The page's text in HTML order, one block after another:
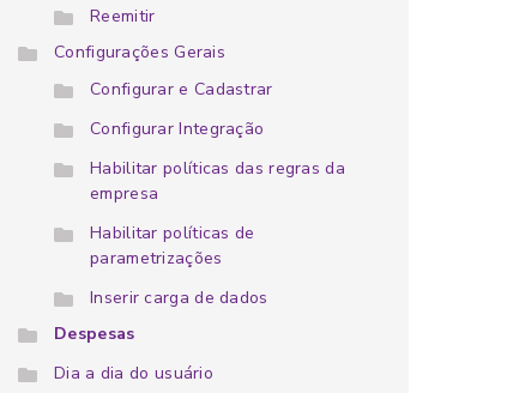
Reemitir
Configurações Gerais
Configurar e Cadastrar
Configurar Integração
Habilitar políticas das regras da
empresa
Habilitar políticas de
parametrizações
Inserir carga de dados
Despesas
Dia a dia do usuário